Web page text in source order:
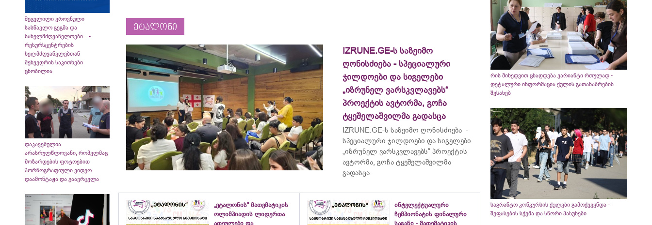
შეცვლილი ეროვნული
სასწავლო გეგმა და
სახელმძღვანელოები... -
რესურსცენტრების
ხელმძღვანელებთან
შეხვედრის საკითხები
ცნობილია
დაკავებულია
არასრულწლოვანი, რომელმაც
მოზარდების ფოტოებით
პორნოგრაფიული ვიდეო
დაამონტაჟა და გაავრცელა
ეტალონი
IZRUNE.GE-ს საზეიმო
ღონისძიება - სპეციალური
ჯილდოები და სიგელები
„იზრუნელ ვარსკვლავებს“
პროექტის ავტორმა, გოჩა
ტყეშელაშვილმა გადასცა
IZRUNE.GE-ს საზეიმო ღონისძიება -
სპეციალური ჯილდოები და სიგელები
„იზრუნელ ვარსკვლავებს“ პროექტის
ავტორმა, გოჩა ტყეშელაშვილმა
გადასცა
„ეტალონის“ მათემატიკის
ოლიმპიადის ლიდერთა
ათეულები და
ინტელექტუალური
ჩემპიონატის ფინალური
საგანი - მათემატიკის
რის მიხედვით ცხადდება ვარიანტი რთულად -
დეტალური ინფორმაცია ქულის გათანაბრების
შესახებ
საგრანტო კონკურსის ქულები გამოქვეყნდა -
შეფასების სქემა და სწორი პასუხები